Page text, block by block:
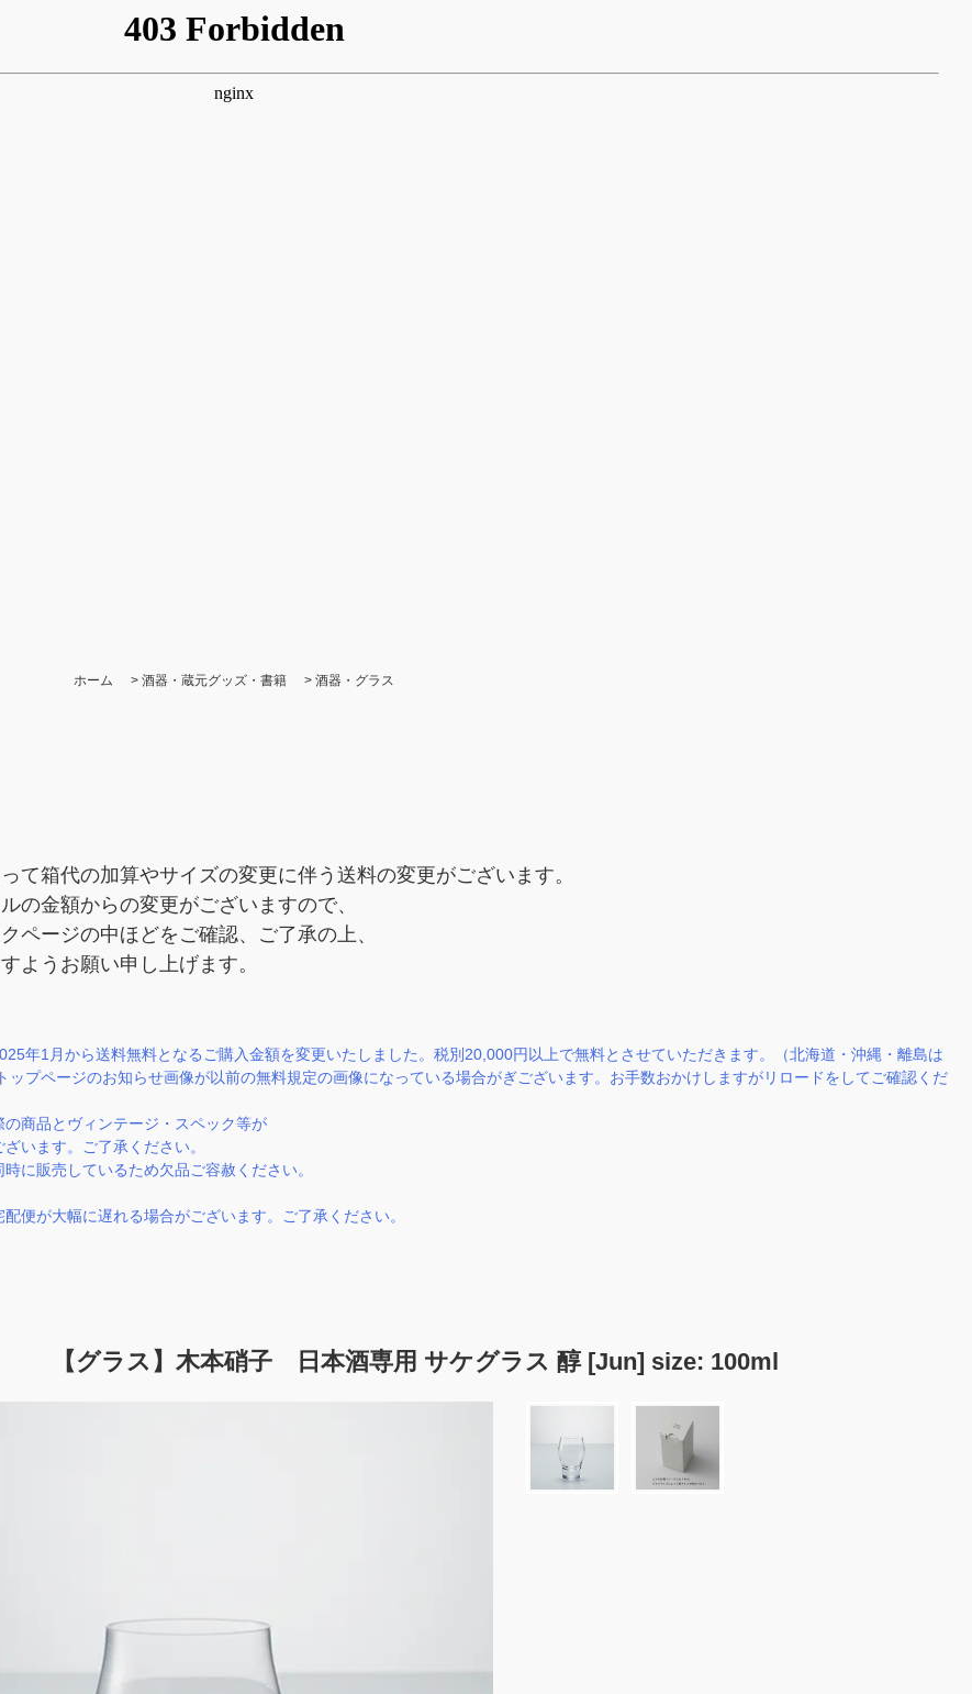
ホーム > 酒器・蔵元グッズ・書籍 > 酒器・グラス
て箱代の加算やサイズの変更に伴う送料の変更がございます。
の金額からの変更がございますので、
ページの中ほどをご確認、ご了承の上、
ようお願い申し上げます。
年1月から送料無料となるご購入金額を変更いたしました。税別20,000円以上で無料とさせていただきます。（北海道・沖縄・離島は
ップページのお知らせ画像が以前の無料規定の画像になっている場合がぎございます。お手数おかけしますがリロードをしてご確認くだ
の商品とヴィンテージ・スペック等が
います。ご了承ください。
時に販売しているため欠品ご容赦ください。
配便が大幅に遅れる場合がございます。ご了承ください。
【グラス】木本硝子 日本酒専用 サケグラス 醇 [Jun] size: 100ml